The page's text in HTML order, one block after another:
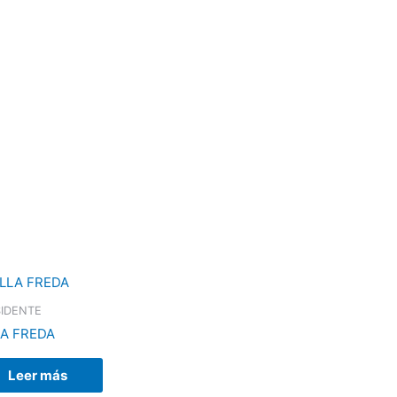
FREDA
Leer más